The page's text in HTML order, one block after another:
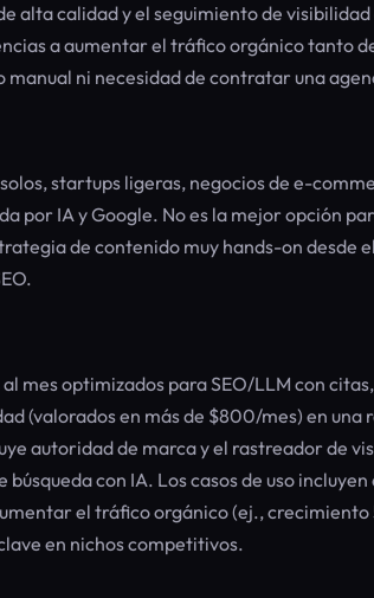
alta calidad y el seguimiento de visibilidad
a aumentar el tráfico orgánico tanto
ni necesidad de contratar una
startups ligeras, negocios de e-
por IA y Google. No es la mejor opción
de contenido muy hands-on desde
optimizados para SEO/LLM con
(valorados en más de $800/mes) en una
autoridad de marca y el rastreador de
con IA. Los casos de uso
el tráfico orgánico (ej.,
en nichos competitivos.